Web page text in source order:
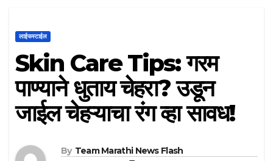
लाईफस्टाईल
Skin Care Tips: गरम
पाण्याने धुताय चेहरा? उडून
जाईल चेहऱ्याचा रंग व्हा सावध!
By Team Marathi News Flash